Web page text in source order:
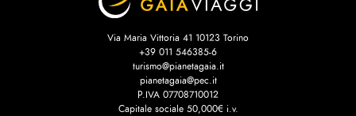
Via Maria Vittoria 41 10123 Torino
+39 011 546385-6
turismo@pianetagaia.it
pianetagaia@pec.it
P.IVA 07708710012
Capitale sociale 50,000€ i.v.